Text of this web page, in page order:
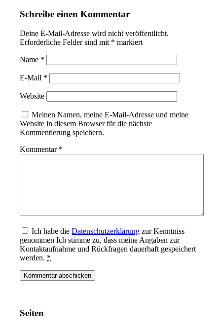
Schreibe einen Kommentar
Deine E-Mail-Adresse wird nicht veröffentlicht.
Erforderliche Felder sind mit * markiert
Name *
E-Mail *
Website
Meinen Namen, meine E-Mail-Adresse und meine
Website in diesem Browser für die nächste
Kommentierung speichern.
Kommentar *
Ich habe dieDatenschutzerklärung zur Kenntniss
genommen Ich stimme zu, dass meine Angaben zur
Kontaktaufnahme und Rückfragen dauerhaft gespeichert
werden. *
Seiten